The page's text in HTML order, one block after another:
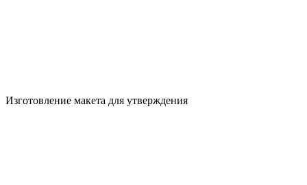
Изготовление макета для утверждения